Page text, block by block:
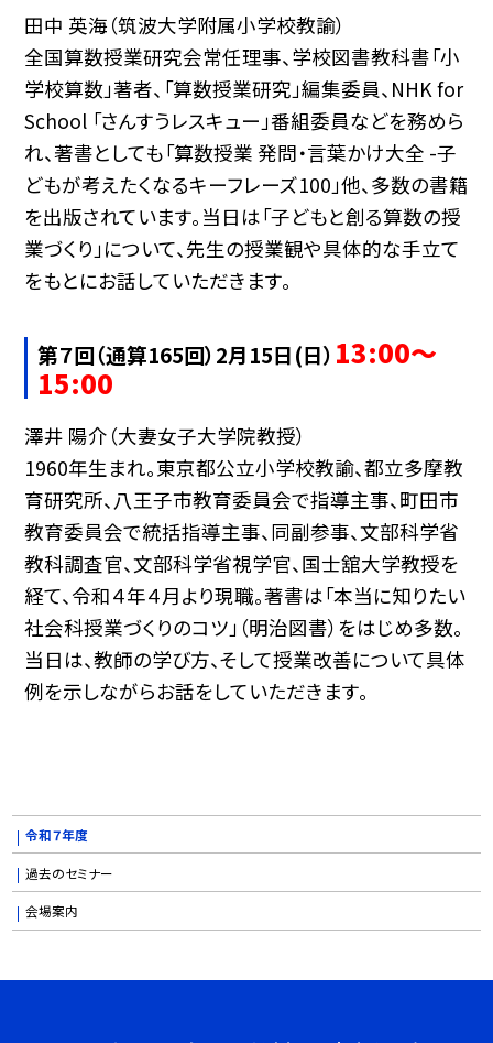
田中 英海（筑波大学附属小学校教諭）
全国算数授業研究会常任理事、学校図書教科書「小
学校算数」著者、「算数授業研究」編集委員、NHK for
School 「さんすうレスキュー」番組委員などを務めら
れ、著書としても「算数授業 発問・言葉かけ大全 -子
どもが考えたくなるキーフレーズ100」他、多数の書籍
を出版されています。当日は「子どもと創る算数の授
業づくり」について、先生の授業観や具体的な手立て
をもとにお話していただきます。
第７回（通算165回）2月15日(日） 13:00〜
15:00
澤井 陽介（大妻女子大学院教授）
1960年生まれ。東京都公立小学校教諭、都立多摩教
育研究所、八王子市教育委員会で指導主事、町田市
教育委員会で統括指導主事、同副参事、文部科学省
教科調査官、文部科学省視学官、国士舘大学教授を
経て、令和４年４月より現職。著書は「本当に知りたい
社会科授業づくりのコツ」（明治図書）をはじめ多数。
当日は、教師の学び方、そして授業改善について具体
例を示しながらお話をしていただきます。
令和７年度
過去のセミナー
会場案内